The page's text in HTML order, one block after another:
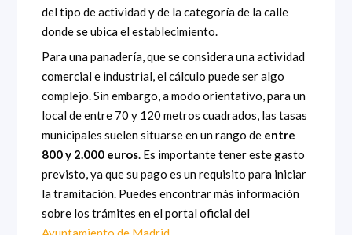
del tipo de actividad y de la categoría de la calle
donde se ubica el establecimiento.
Para una panadería, que se considera una actividad
comercial e industrial, el cálculo puede ser algo
complejo. Sin embargo, a modo orientativo, para un
local de entre 70 y 120 metros cuadrados, las tasas
municipales suelen situarse en un rango de entre
800 y 2.000 euros. Es importante tener este gasto
previsto, ya que su pago es un requisito para iniciar
la tramitación. Puedes encontrar más información
sobre los trámites en el portal oficial del